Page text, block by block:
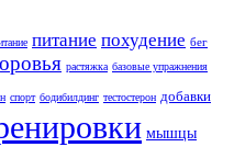
питание похудение бег
растяжка базовые упражнения
спорт бодибилдинг тестостерон добавки
мышцы